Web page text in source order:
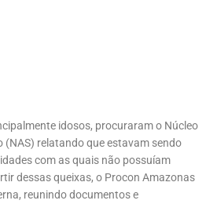
idosos, procuraram o Núcleo
(NAS) relatando que estavam sendo
com as quais não possuíam
dessas queixas, o Procon Amazonas
reunindo documentos e